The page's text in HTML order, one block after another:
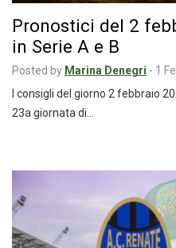
Pronostici del 2
in Serie A e B
Posted by Marina Denegri - 1
I consigli del giorno 2 febbraio
23a giornata di…